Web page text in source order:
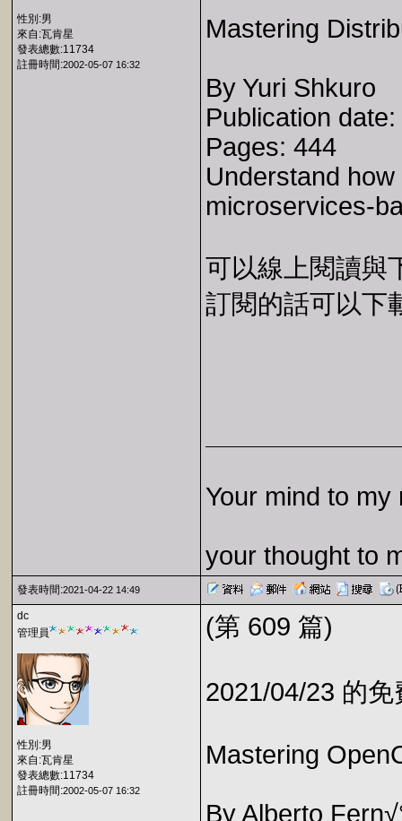
性別:男
來自:瓦肯星
發表總數:11734
註冊時間:2002-05-07 16:32
Mastering
By Yuri Shkuro
Publication
Pages: 444
Understand
microservices-
可以線上閱讀與
訂閱的話可以下
Your mind to my
your thought to
發表時間:2021-04-22 14:49
dc
管理員
性別:男
來自:瓦肯星
發表總數:11734
註冊時間:2002-05-07 16:32
(第 609 篇)
2021/04/23 的
Mastering
By Alberto